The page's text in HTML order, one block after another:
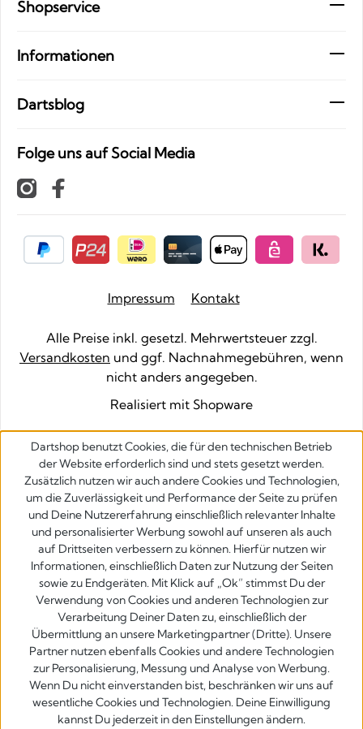
Shopservice
Informationen
Dartsblog
Folge uns auf Social Media
Impressum Kontakt
Alle Preise inkl. gesetzl. Mehrwertsteuer zzgl.
Versandkosten und ggf. Nachnahmegebühren, wenn
nicht anders angegeben.
Realisiert mit Shopware
Dartshop benutzt Cookies, die für den technischen Betrieb
der Website erforderlich sind und stets gesetzt werden.
Zusätzlich nutzen wir auch andere Cookies und Technologien,
um die Zuverlässigkeit und Performance der Seite zu prüfen
und Deine Nutzererfahrung einschließlich relevanter Inhalte
und personalisierter Werbung sowohl auf unseren als auch
auf Drittseiten verbessern zu können. Hierfür nutzen wir
Informationen, einschließlich Daten zur Nutzung der Seiten
sowie zu Endgeräten. Mit Klick auf „Ok” stimmst Du der
Verwendung von Cookies und anderen Technologien zur
Verarbeitung Deiner Daten zu, einschließlich der
Übermittlung an unsere Marketingpartner (Dritte). Unsere
Partner nutzen ebenfalls Cookies und andere Technologien
zur Personalisierung, Messung und Analyse von Werbung.
Wenn Du nicht einverstanden bist, beschränken wir uns auf
wesentliche Cookies und Technologien. Deine Einwilligung
kannst Du jederzeit in den Einstellungen ändern.